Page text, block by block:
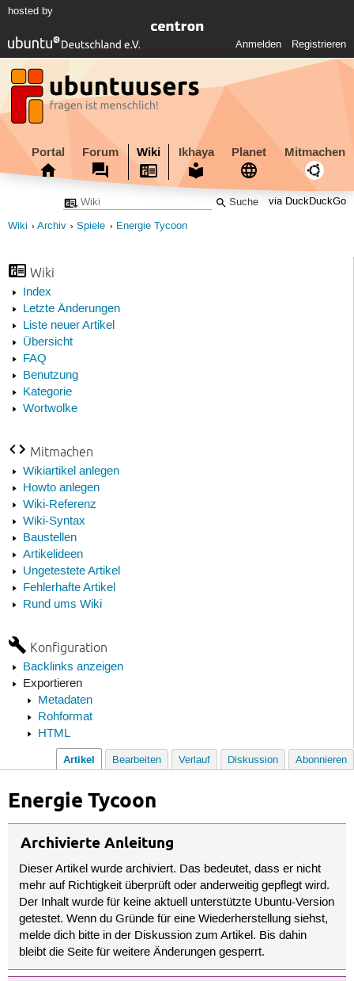
hosted by
Anmelden Registrieren
Portal Forum Wiki Ikhaya Planet Mitmachen
via DuckDuckGo
Wiki Archiv Spiele Energie Tycoon
Wiki
Index
Letzte Änderungen
Liste neuer Artikel
Übersicht
FAQ
Benutzung
Kategorie
Wortwolke
Mitmachen
Wikiartikel anlegen
Howto anlegen
Wiki-Referenz
Wiki-Syntax
Baustellen
Artikelideen
Ungetestete Artikel
Fehlerhafte Artikel
Rund ums Wiki
Konfiguration
Backlinks anzeigen
Exportieren
Metadaten
Rohformat
HTML
Artikel Bearbeiten Verlauf Diskussion Abonnieren
Energie Tycoon
Archivierte Anleitung
Dieser Artikel wurde archiviert. Das bedeutet, dass er nicht
mehr auf Richtigkeit überprüft oder anderweitig gepflegt wird.
Der Inhalt wurde für keine aktuell unterstützte Ubuntu-Version
getestet. Wenn du Gründe für eine Wiederherstellung siehst,
melde dich bitte in der Diskussion zum Artikel. Bis dahin
bleibt die Seite für weitere Änderungen gesperrt.